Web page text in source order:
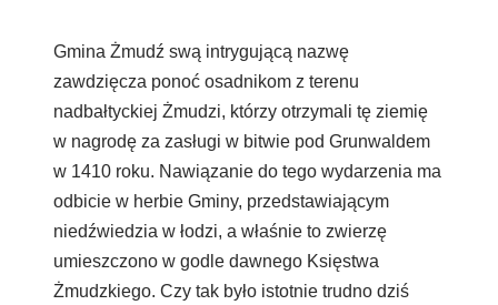
Gmina Żmudź swą intrygującą nazwę
zawdzięcza ponoć osadnikom z terenu
nadbałtyckiej Żmudzi, którzy otrzymali tę ziemię
w nagrodę za zasługi w bitwie pod Grunwaldem
w 1410 roku. Nawiązanie do tego wydarzenia ma
odbicie w herbie Gminy, przedstawiającym
niedźwiedzia w łodzi, a właśnie to zwierzę
umieszczono w godle dawnego Księstwa
Żmudzkiego. Czy tak było istotnie trudno dziś